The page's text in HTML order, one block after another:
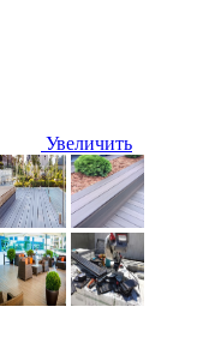
Увеличить